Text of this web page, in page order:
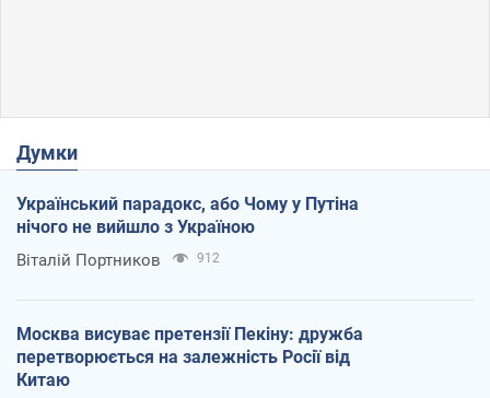
Думки
Український парадокс, або Чому у Путіна
нічого не вийшло з Україною
Віталій Портников 912
Москва висуває претензії Пекіну: дружба
перетворюється на залежність Росії від
Китаю